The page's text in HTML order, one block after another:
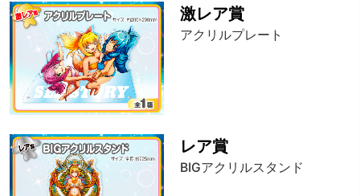
激レア賞
アクリルプレート
レア賞
BIGアクリルスタンド